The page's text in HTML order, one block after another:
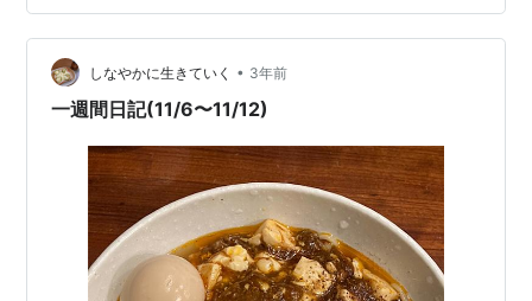
は変わらず痛い。しかしそれより風邪が一向に治らな
い。前に病院で処方された薬をのんでいるけど効く気配
がない。時間が経ってたらダメなのか...。調べたら、当
たり前だけど以前に処方された薬を自己判断で使用する
しなやかに生きていく • 3年前
一週間日記(11/6〜11/12)